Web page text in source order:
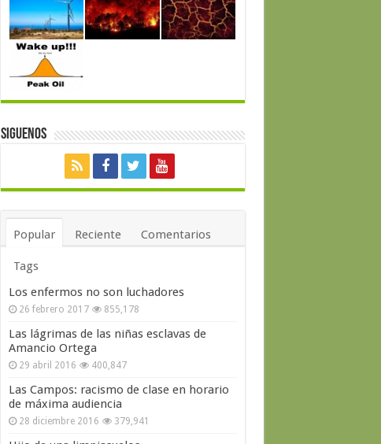
Siguenos
Popular Reciente Comentarios
Tags
Los enfermos no son luchadores
26 febrero 2017 855,178
Las lágrimas de las niñas esclavas de
Amancio Ortega
29 abril 2016 400,847
Las Campos: racismo de clase en horario
de máxima audiencia
28 diciembre 2016 379,941